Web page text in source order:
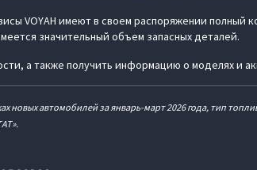
VOYAH имеют в своем распоряжении полный
значительный объем запасных деталей.
а также получить информацию о моделях и
новых автомобилей за январь-март 2026 года, тип